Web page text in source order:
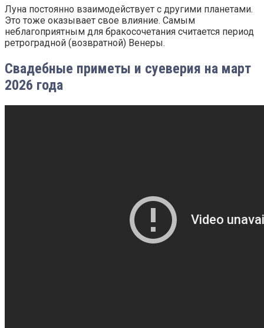
Луна постоянно взаимодействует с другими планетами.
Это тоже оказывает свое влияние. Самым
неблагоприятным для бракосочетания считается период
ретроградной (возвратной) Венеры.
Свадебные приметы и суеверия на март
2026 года